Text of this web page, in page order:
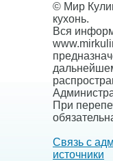
© Мир
кухонь.
Вся
При
Связь с
источники